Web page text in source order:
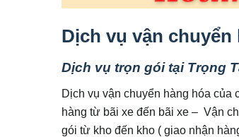
Dịch vụ vận
Dịch vụ trọn gói tại Trọng
Dịch vụ vận chuyển hàng hóa
hàng từ bãi xe đến bãi xe – Vận
gói từ kho đến kho ( giao nhận